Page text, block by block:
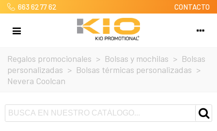
663 62 77 62 CONTACTO
Regalos promocionales > Bolsas y mochilas > Bolsas
personalizadas > Bolsas térmicas personalizadas >
Nevera Coolcan